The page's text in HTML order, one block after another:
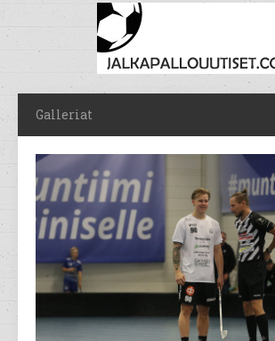
Galleriat